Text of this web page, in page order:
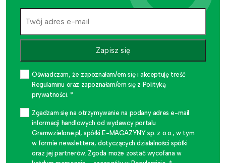
Zapisz się
Oświadczam, że zapoznałam/em się i akceptuję treść
Regulaminu oraz zapoznałam/em się z Polityką
prywatności. *
Zgadzam się na otrzymywanie na podany adres e-mail
informacji handlowych od wydawcy portalu
Gramwzielone.pl, spółki E-MAGAZYNY sp. z o.o., w tym
w formie newslettera, dotyczących działalności spółki
oraz jej partnerów. Zgoda może zostać wycofana w